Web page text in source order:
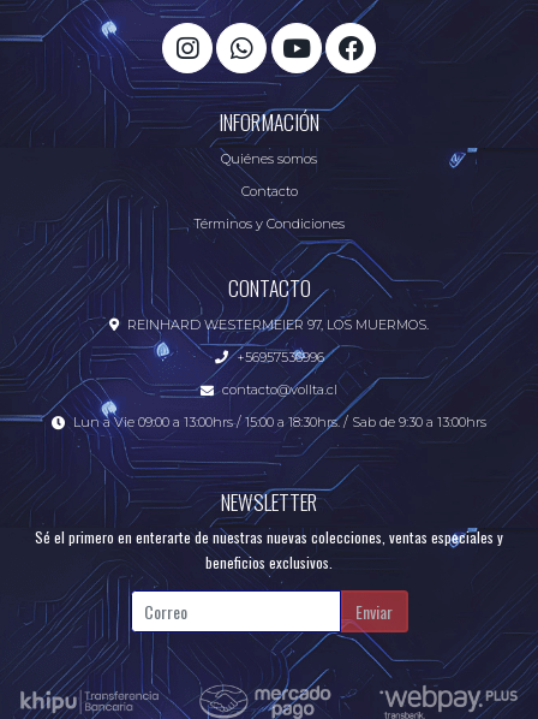
INFORMACIÓN
Quiénes somos
Contacto
Términos y Condiciones
CONTACTO
REINHARD WESTERMEIER 97, LOS MUERMOS.
+56957536996
contacto@vollta.cl
Lun a Vie 09:00 a 13:00hrs / 15:00 a 18:30hrs. / Sab de 9:30 a 13:00hrs
NEWSLETTER
Sé el primero en enterarte de nuestras nuevas colecciones, ventas especiales y
beneficios exclusivos.
Enviar